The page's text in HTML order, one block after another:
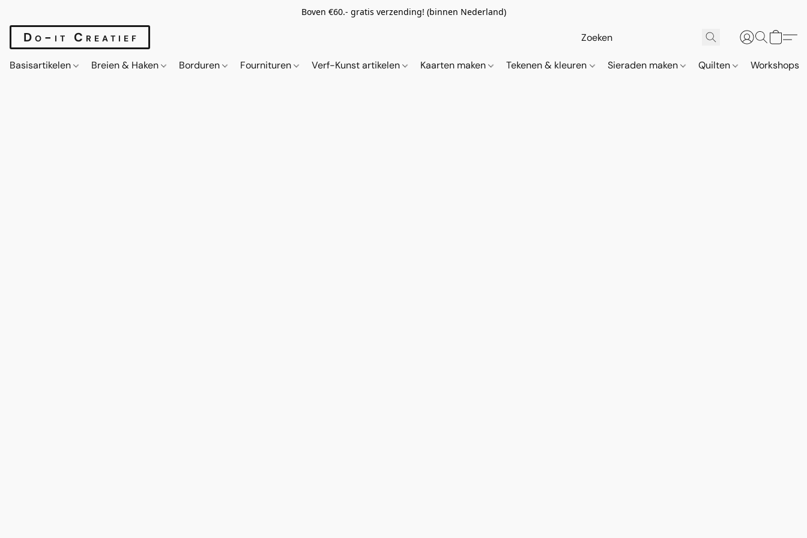
Boven €60.- gratis verzending! (binnen Nederland)
Do-it Creatief
Basisartikelen Breien & Haken Borduren Fournituren Verf-Kunst artikelen Kaarten maken Tekenen & kleuren Sieraden maken Quilten Workshops